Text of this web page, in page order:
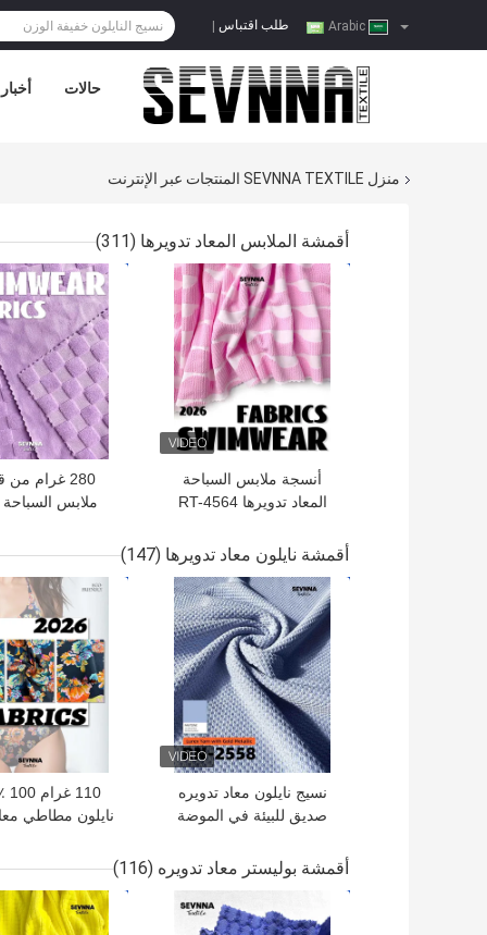
طلب اقتباس
أخبار حالات
منزل SEVNNA TEXTILE المنتجات عبر الإنترنت
أقمشة الملابس المعاد تدويرها (311)
أنسجة ملابس السباحة
المعاد تدويرها RT-4564
افضل سعر
280 غرام
ملابس السباحة
افضل سعر
أقمشة نايلون معاد تدويرها (147)
نسيج نايلون معاد تدويره
صديق للبيئة في الموضة
افضل سعر
نايلون مطاطي
افضل سعر
أقمشة بوليستر معاد تدويره (116)
افضل سعر